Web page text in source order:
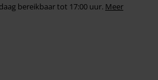
bereikbaar tot 17:00 uur. Meer